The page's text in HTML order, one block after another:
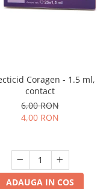
Coragen - 1.5 ml,
contact
6,00 RON
4,00 RON
ADAUGA IN COS